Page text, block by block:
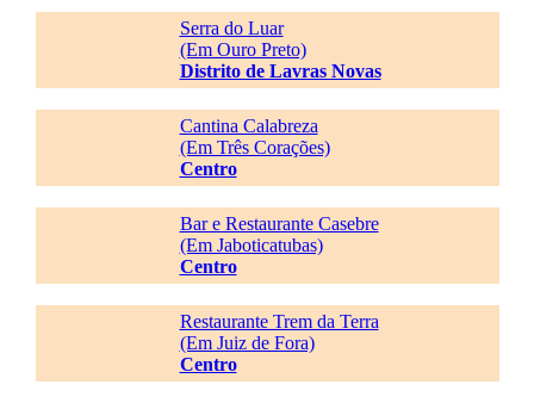
Serra do Luar
(Em Ouro Preto)
Distrito de Lavras Novas
Cantina Calabreza
(Em Três Corações)
Centro
Bar e Restaurante Casebre
(Em Jaboticatubas)
Centro
Restaurante Trem da Terra
(Em Juiz de Fora)
Centro